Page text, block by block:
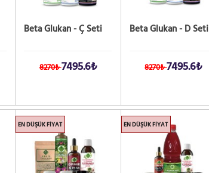
Beta Glukan - Ç Seti
8270₺7495.6₺
Beta Glukan - D Seti
8270₺7495.6₺
EN DÜŞÜK FIYAT EN DÜŞÜK FIYAT